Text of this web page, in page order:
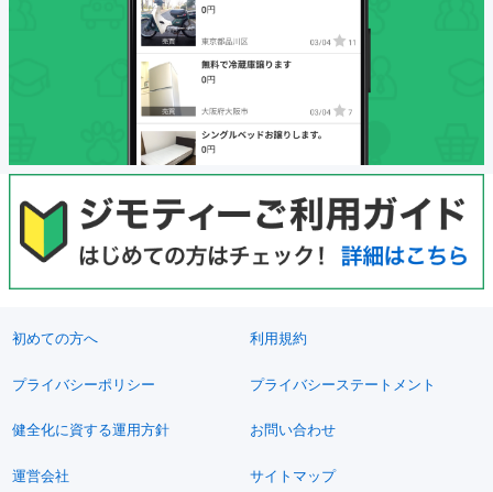
初めての方へ 利用規約
プライバシーポリシー プライバシーステートメント
健全化に資する運用方針 お問い合わせ
運営会社 サイトマップ